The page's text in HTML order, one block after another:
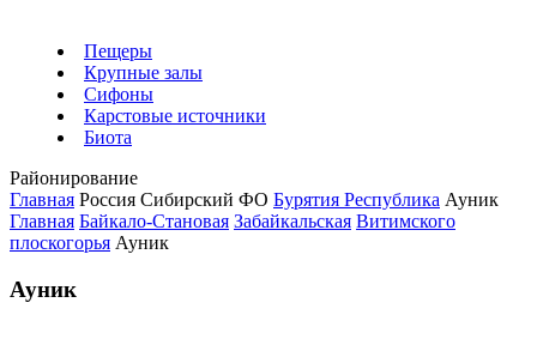
Пещеры
Крупные залы
Сифоны
Карстовые источники
Биота
Районирование
Главная Россия Сибирский ФО Бурятия Республика Ауник
Главная Байкало-Становая Забайкальская Витимского
плоскогорья Ауник
Ауник